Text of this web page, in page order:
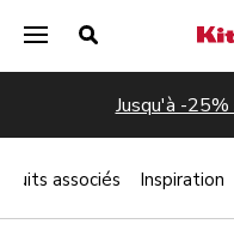
Jusqu'à -
associés Inspiration